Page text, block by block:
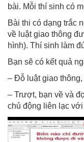
bài. Mỗi thí sinh có
Bài thi có dạng trắc
về luật giao thông
hình). Thí sinh làm
Bạn sẽ có kết quả
– Đỗ luật giao
– Trượt, bạn về và
chủ động liên lạc